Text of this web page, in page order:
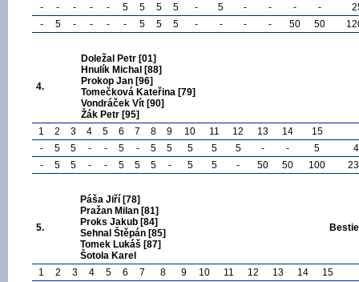
-
- - - - 5 5 5 5 - 5 - - - -
-
5 - - - - 5 5 5 - - - - 50 50
4.
Doležal Petr [01]
Hnulík Michal [88]
Prokop Jan [96]
Tomečková Kateřina [79]
Vondráček Vít [90]
Žák Petr [95]
1
2 3 4 5 6 7 8 9 10 11 12 13 14
15
-
5 5 - - 5 - 5 5 5 5 5 - - 5
-
5 5 - - 5 5 5 - 5 5 - 50 50 100
5.
Páša Jiří [78]
Pražan Milan [81]
Proks Jakub [84]
Sehnal Štěpán [85]
Tomek Lukáš [87]
Šotola Karel
1 2 3 4 5 6 7 8 9 10 11 12 13 14
15